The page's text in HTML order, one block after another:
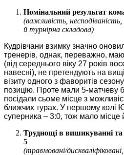
Номінальний результат
(важливість,
й турнірна складова)
Кудрівчани взимку значно
тренерів, однак, переважно,
(від середнього віку 27 років
навесні), не претендують на
візиту одного з фаворитів
позицію. Проте мали 5-матчеву
посідали сьоме місце з
ближчих турах. У першому колі
суперника – 3:0, тож мало
Труднощі в вишикуванні та
5
(травмовані/